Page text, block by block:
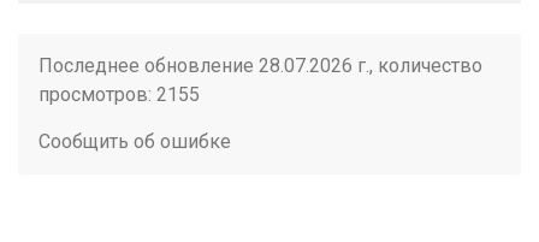
Последнее обновление 28.07.2026 г., количество
просмотров: 2155
Сообщить об ошибке